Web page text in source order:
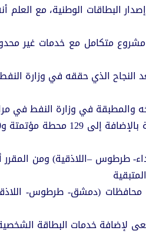
البطاقات الوطنية، مع
مشروع متكامل مع خدمات غير
الذي حققه في وزارة
والمطبقة في وزارة النفط في
: تم توزيع البطاقات الذكية على 344 ألف عائلة
لإضافة خدمات البطاقة